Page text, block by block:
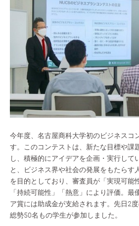
今年度、名古屋商科大学初のビジネスコ
す。このコンテストは、新たな目標や課
し、積極的にアイデアを企画・実行して
と、ビジネス界や社会の発展をもたらす
を目的としており、審査員が「実現可能
「持続可能性」「熱意」により評価。
ア賞には助成金が支給されます。先日2度
総勢50名もの学生が参加しました。